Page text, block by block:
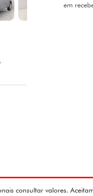
em
consultar valores.